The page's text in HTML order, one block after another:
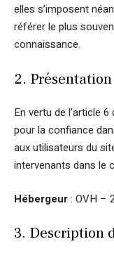
elles s’imposent
référer le plus
connaissance.
2.
En vertu de l’article
pour la confiance
aux utilisateurs du
intervenants dans le
Hébergeur: OVH –
3. Description